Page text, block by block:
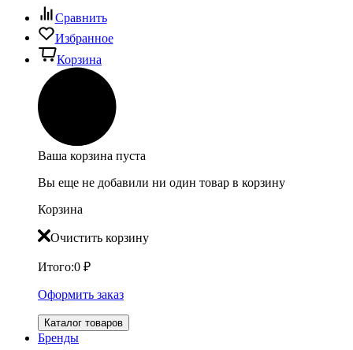
Сравнить
Избранное
Корзина
Ваша корзина пуста
Вы еще не добавили ни один товар в корзину
Корзина
Очистить корзину
Итого:0 ₽
Оформить заказ
Каталог товаров
Бренды